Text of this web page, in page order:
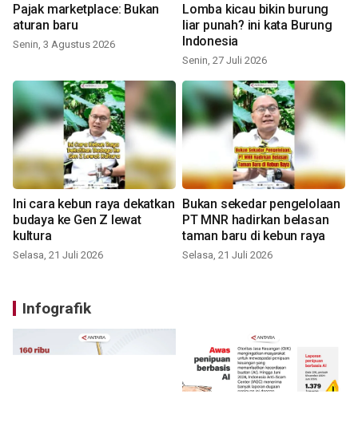
Pajak marketplace: Bukan
aturan baru
Senin, 3 Agustus 2026
Lomba kicau bikin burung
liar punah? ini kata Burung
Indonesia
Senin, 27 Juli 2026
Ini cara kebun raya dekatkan
budaya ke Gen Z lewat
kultura
Selasa, 21 Juli 2026
Bukan sekedar pengelolaan
PT MNR hadirkan belasan
taman baru di kebun raya
Selasa, 21 Juli 2026
Infografik